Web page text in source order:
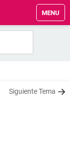
MENU
Siguiente Tema